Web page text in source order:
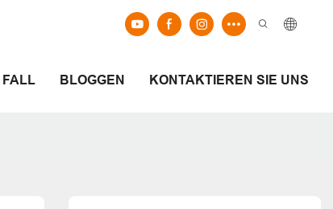
FALL BLOGGEN KONTAKTIEREN SIE UNS